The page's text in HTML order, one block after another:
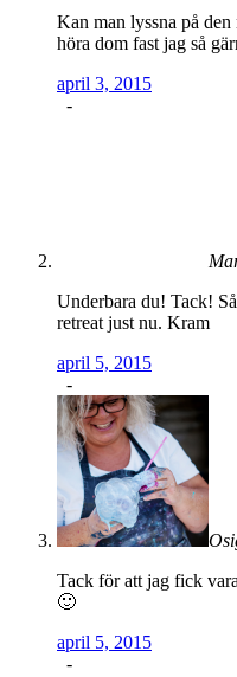
Kan man lyssna på den
höra dom fast jag så
april 3, 2015
-
Underbara du! Tack!
retreat just nu. Kram
april 5, 2015
-
Tack för att jag fick
🙂
april 5, 2015
-